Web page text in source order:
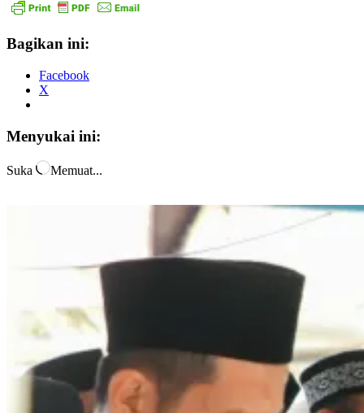
Bagikan ini:
Facebook
X
Menyukai ini:
Suka Memuat...